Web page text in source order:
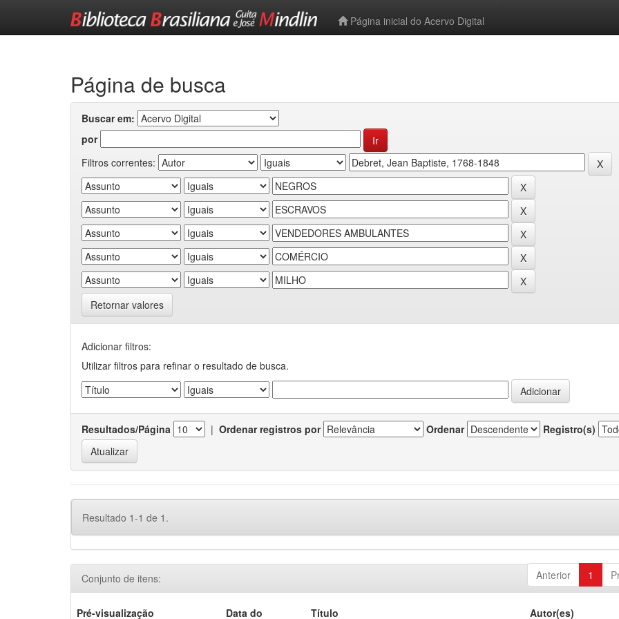
Página inicial do Acervo Digital
Página de busca
Buscar em:
por
Filtros correntes:
Retornar valores
Adicionar filtros:
Utilizar filtros para refinar o resultado de busca.
Resultados/Página | Ordenar registros por Ordenar Registro(s)
Resultado 1-1 de 1.
Anterior 1
Conjunto de itens:
Pré-visualização Data do Título Autor(es)